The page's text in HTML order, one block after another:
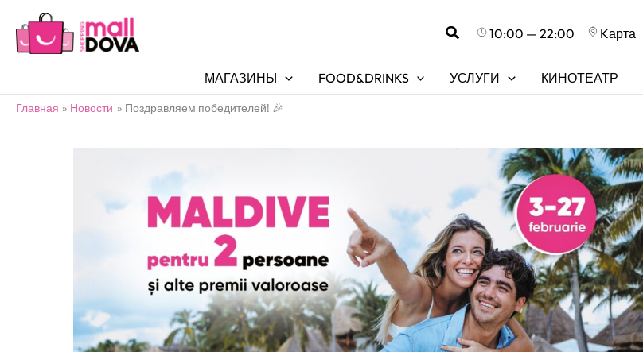
Поиск 10:00 — 22:00 Kарта
МАГАЗИНЫ FOOD&DRINKS УСЛУГИ КИНОТЕАТР
Главная Новости Поздравляем победителей! 🎉